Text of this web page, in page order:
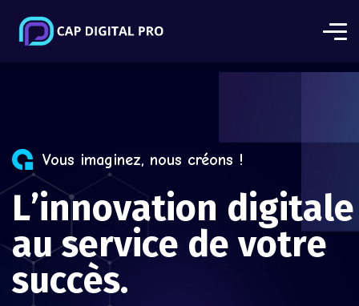
Vous imaginez, nous créons !
L’innovation digitale
au service de votre
succès.